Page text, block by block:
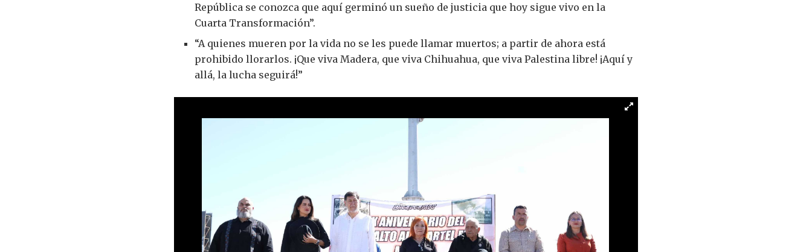
República se conozca que aquí germinó un sueño de justicia que hoy sigue vivo en la
Cuarta Transformación”.
“A quienes mueren por la vida no se les puede llamar muertos; a partir de ahora está
prohibido llorarlos. ¡Que viva Madera, que viva Chihuahua, que viva Palestina libre! ¡Aquí y
allá, la lucha seguirá!”